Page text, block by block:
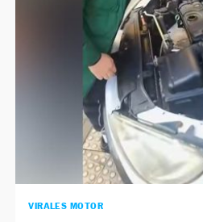
VIRALES MOTOR